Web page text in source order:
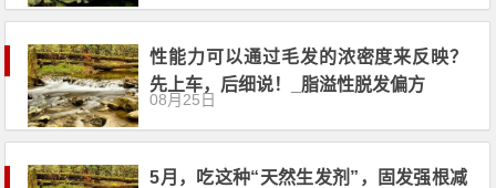
性能力可以通过毛发的浓密度来反映？
先上车，后细说！_脂溢性脱发偏方
08月25日
5月，吃这种“天然生发剂”，固发强根减